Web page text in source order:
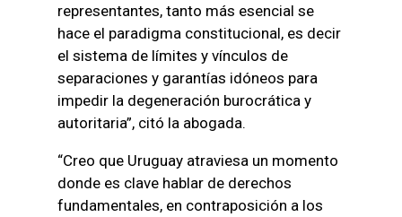
representantes, tanto más esencial se
hace el paradigma constitucional, es decir
el sistema de límites y vínculos de
separaciones y garantías idóneos para
impedir la degeneración burocrática y
autoritaria”, citó la abogada.
“Creo que Uruguay atraviesa un momento
donde es clave hablar de derechos
fundamentales, en contraposición a los